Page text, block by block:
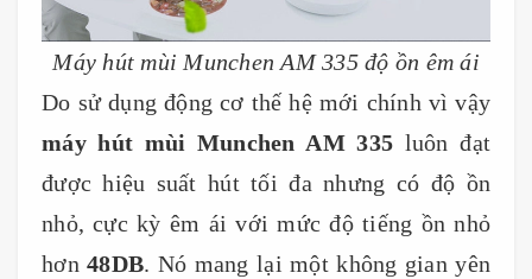
Máy hút mùi Munchen AM 335 độ ồn êm ái
Do sử dụng động cơ thế hệ mới chính vì vậy
máy hút mùi Munchen AM 335 luôn đạt
được hiệu suất hút tối đa nhưng có độ ồn
nhỏ, cực kỳ êm ái với mức độ tiếng ồn nhỏ
hơn 48DB. Nó mang lại một không gian yên